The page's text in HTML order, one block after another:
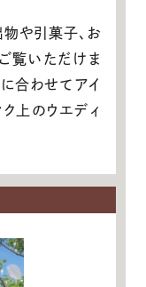
物や引菓子、お
覧いただけま
合わせてアイ
上のウエディ